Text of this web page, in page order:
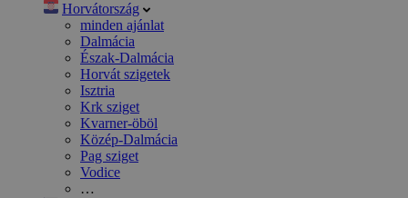
Horvátország
minden ajánlat
Dalmácia
Észak-Dalmácia
Horvát szigetek
Isztria
Krk sziget
Kvarner-öböl
Közép-Dalmácia
Pag sziget
Vodice
…